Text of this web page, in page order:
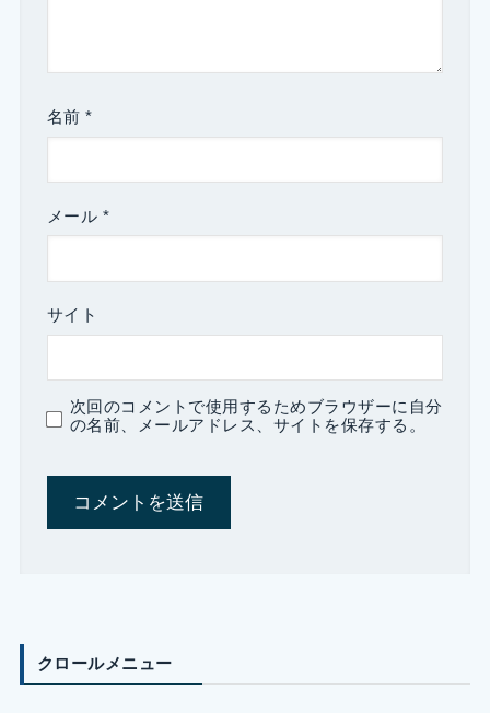
名前*
メール *
サイト
次回のコメントで使用するためブラウザーに自分
の名前、メールアドレス、サイトを保存する。
クロールメニュー